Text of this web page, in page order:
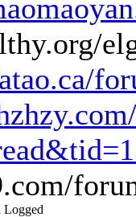
Logged